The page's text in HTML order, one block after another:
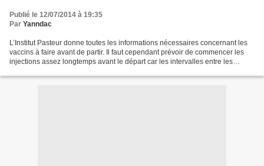
Publié le 12/07/2014 à 19:35
Par Yanndac
L’Institut Pasteur donne toutes les informations nécessaires concernant les
vaccins à faire avant de partir. Il faut cependant prévoir de commencer les
injections assez longtemps avant le départ car les intervalles entre les